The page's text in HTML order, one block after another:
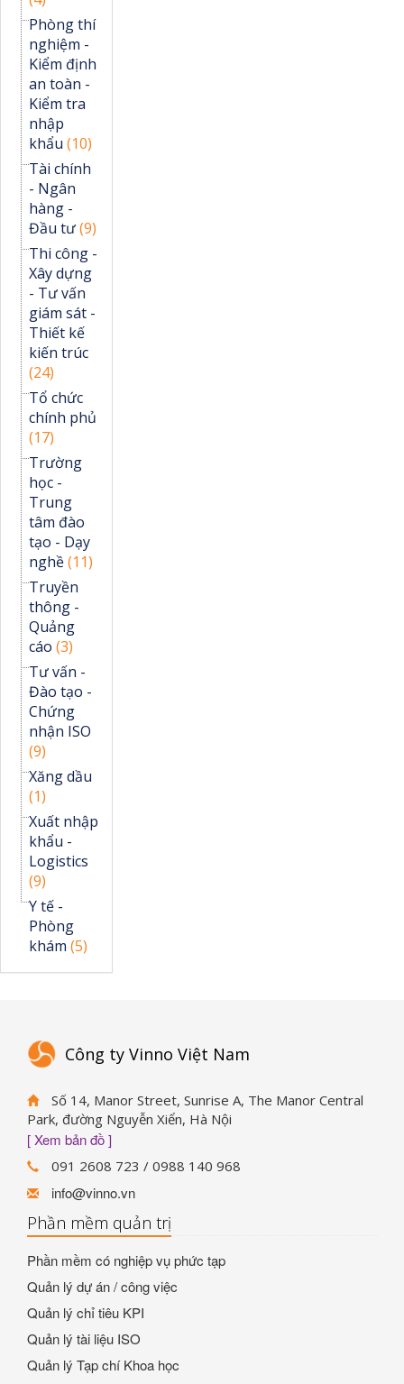
Phòng thí
nghiệm -
Kiểm định
an toàn -
Kiểm tra
nhập
khẩu (10)
Tài chính
- Ngân
hàng -
Đầu tư(9)
Thi công -
Xây dựng
- Tư vấn
giám sát -
Thiết kế
kiến trúc
(24)
Tổ chức
chính phủ
(17)
Trường
học -
Trung
tâm đào
tạo - Dạy
nghề(11)
Truyền
thông -
Quảng
cáo (3)
Tư vấn -
Đào tạo -
Chứng
nhận ISO
(9)
Xăng dầu
(1)
Xuất nhập
khẩu -
Logistics
(9)
Y tế -
Phòng
khám (5)
Công ty Vinno Việt Nam
Số 14, Manor Street, Sunrise A, The Manor Central
Park, đường Nguyễn Xiển, Hà Nội
[ Xem bản đồ ]
091 2608 723 / 0988 140 968
info@vinno.vn
Phần mềm quản trị
Phần mềm có nghiệp vụ phức tạp
Quản lý dự án / công việc
Quản lý chỉ tiêu KPI
Quản lý tài liệu ISO
Quản lý Tạp chí Khoa học